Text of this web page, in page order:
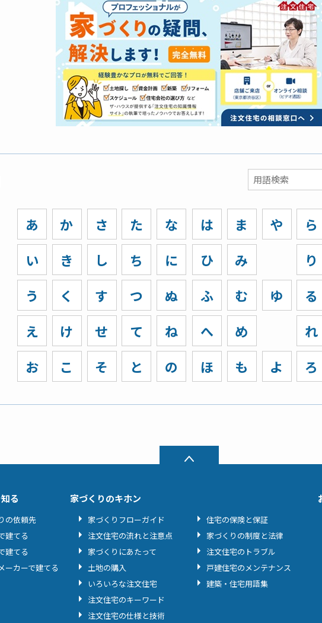
あ
い
う
え
お
か
き
く
け
こ
さ
し
す
せ
そ
た
ち
つ
て
と
な
に
ぬ
ね
の
は
ひ
ふ
へ
ほ
ま
み
む
め
も
や
ゆ
よ
ら
り
る
れ
ろ
る
の依頼先
建てる
建てる
ーカーで建てる
家づくりのキホン
家づくりフローガイド
注文住宅の流れと注意点
家づくりにあたって
土地の購入
いろいろな注文住宅
注文住宅のキーワード
注文住宅の仕様と技術
住宅の保険と保証
家づくりの制度と法律
注文住宅のトラブル
戸建住宅のメンテナンス
建築・住宅用語集